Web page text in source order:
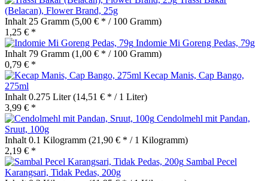
(Belacan), Flower Brand, 25g
Inhalt 25 Gramm (5,00 € * / 100 Gramm)
1,25 € *
Indomie Mi Goreng Pedas, 79g
Inhalt 79 Gramm (1,00 € * / 100 Gramm)
0,79 € *
Kecap Manis, Cap Bango,
275ml
Inhalt 0.275 Liter(14,51 € * / 1 Liter)
3,99 € *
Cendolmehl mit Pandan,
Sruut, 100g
Inhalt 0.1 Kilogramm (21,90 € * / 1 Kilogramm)
2,19 € *
Sambal Pecel
Karangsari, Tidak Pedas, 200g